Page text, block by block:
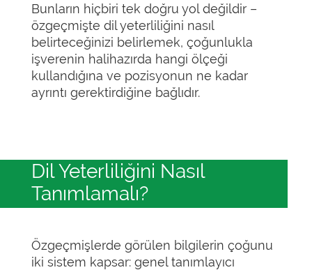
Bunların hiçbiri tek doğru yol değildir –
özgeçmişte dil yeterliliğini nasıl
belirteceğinizi belirlemek, çoğunlukla
işverenin halihazırda hangi ölçeği
kullandığına ve pozisyonun ne kadar
ayrıntı gerektirdiğine bağlıdır.
Dil Yeterliliğini Nasıl
Tanımlamalı?
Özgeçmişlerde görülen bilgilerin çoğunu
iki sistem kapsar: genel tanımlayıcı